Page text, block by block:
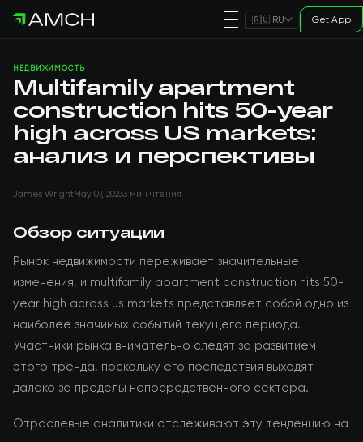
🇷🇺 RU Get App
НЕДВИЖИМОСТЬ
Multifamily apartment
construction hits 50-year
high across US markets:
анализ и перспективы
James WrightMay 07, 20233 мин чтения
Обзор ситуации
Рынок недвижимости переживает значительные
изменения, и multifamily apartment construction hits 50-
year high across us markets представляет собой одно из
наиболее значимых событий текущего периода.
Участники рынка внимательно следят за развитием
этого тренда, поскольку его последствия выходят
далеко за пределы непосредственного сектора.
Отраслевые аналитики отслеживают эту тенденцию на